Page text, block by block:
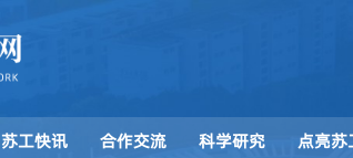
苏工快讯 合作交流 科学研究 点亮苏